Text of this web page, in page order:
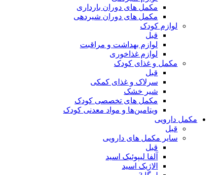
مکمل های دوران بارداری
مکمل های دوران شیردهی
لوازم کودک
قبل
لوازم بهداشت و مراقبت
لوازم غذاخوری
مکمل و غذای کودک
قبل
سرلاک و غذای کمکی
شیر خشک
مکمل های تخصصی کودک
ویتامین‌ها و مواد معدنی کودک
مکمل دارویی
قبل
سایر مکمل های دارویی
قبل
آلفا لیپوئیک اسید
الاژیک اسید